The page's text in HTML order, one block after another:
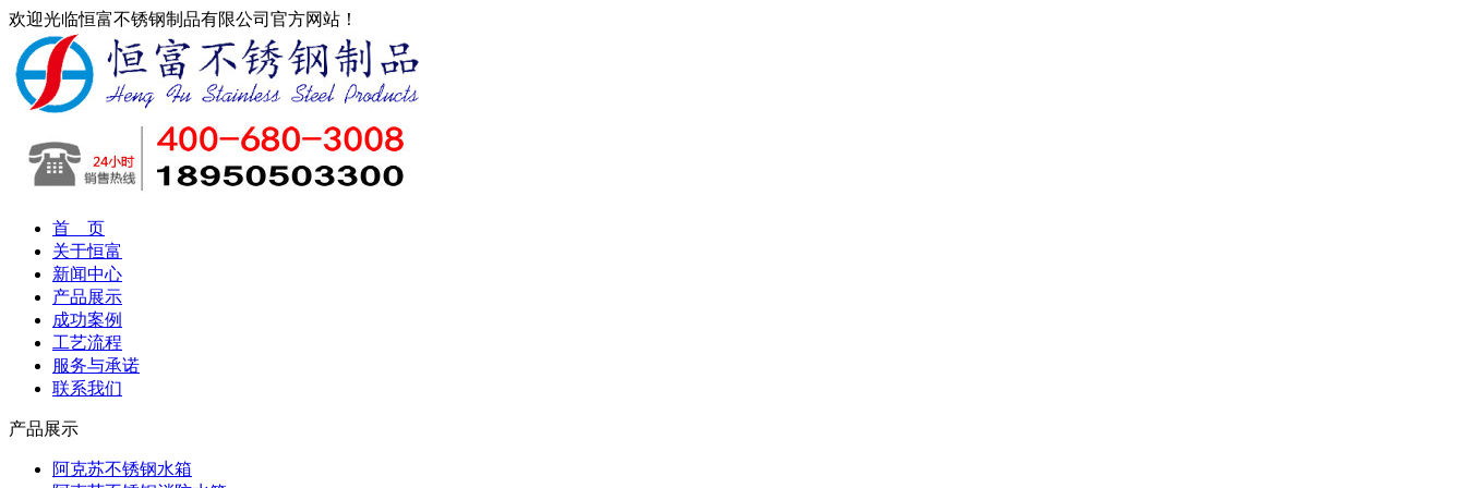
欢迎光临恒富不锈钢制品有限公司官方网站！
首 页
关于恒富
新闻中心
产品展示
成功案例
工艺流程
服务与承诺
联系我们
产品展示
阿克苏不锈钢水箱